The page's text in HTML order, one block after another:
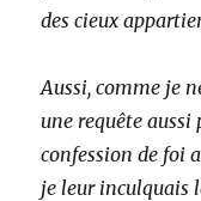
des cieux
Aussi, comme je
une requête
confession de foi
je leur inculquais